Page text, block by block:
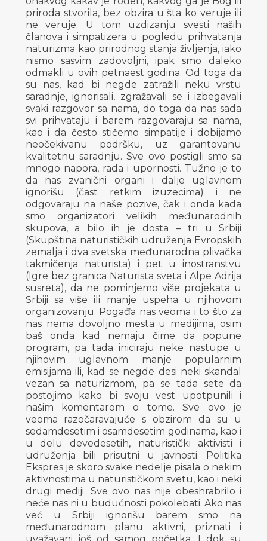
priroda stvorila, bez obzira u šta ko veruje ili
ne veruje. U tom uzdizanju svesti naših
članova i simpatizera u pogledu prihvatanja
naturizma kao prirodnog stanja življenja, iako
nismo sasvim zadovoljni, ipak smo daleko
odmakli u ovih petnaest godina. Od toga da
su nas, kad bi negde zatražili neku vrstu
saradnje, ignorisali, zgražavali se i izbegavali
svaki razgovor sa nama, do toga da nas sada
svi prihvataju i barem razgovaraju sa nama,
kao i da često stičemo simpatije i dobijamo
neočekivanu podršku, uz garantovanu
kvalitetnu saradnju. Sve ovo postigli smo sa
mnogo napora, rada i upornosti. Tužno je to
da nas zvanični organi i dalje uglavnom
ignorišu (čast retkim izuzecima) i ne
odgovaraju na naše pozive, čak i onda kada
smo organizatori velikih međunarodnih
skupova, a bilo ih je dosta – tri u Srbiji
(Skupština naturističkih udruženja Evropskih
zemalja i dva svetska međunarodna plivačka
takmičenja naturista) i pet u inostranstvu
(Igre bez granica Naturista sveta i Alpe Adrija
susreta), da ne pominjemo više projekata u
Srbiji sa više ili manje uspeha u njihovom
organizovanju. Pogađa nas veoma i to što za
nas nema dovoljno mesta u medijima, osim
baš onda kad nemaju čime da popune
program, pa tada iniciraju neke nastupe u
njihovim uglavnom manje popularnim
emisijama ili, kad se negde desi neki skandal
vezan sa naturizmom, pa se tada sete da
postojimo kako bi svoju vest upotpunili i
našim komentarom o tome. Sve ovo je
veoma razočaravajuće s obzirom da su u
sedamdesetim i osamdesetim godinama, kao i
u delu devedesetih, naturistički aktivisti i
udruženja bili prisutni u javnosti. Politika
Ekspres je skoro svake nedelje pisala o nekim
aktivnostima u naturističkom svetu, kao i neki
drugi mediji. Sve ovo nas nije obeshrabrilo i
neće nas ni u budućnosti pokolebati. Ako nas
već u Srbiji ignorišu barem smo na
međunarodnom planu aktivni, priznati i